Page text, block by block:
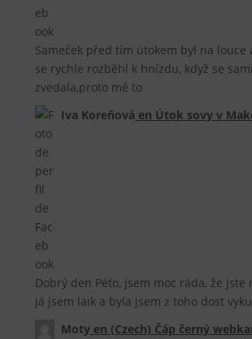
Sameček před tím útokem byl na louce
se rychle rozběhl k hnízdu, když se
zvedala,proto mě to
Iva Koreňová en Útok sovy v
Dobrý den Péťo, jsem moc ráda, že jste
já jsem laik a byla jsem z toho dost
Motyen (Czech) Čáp černý